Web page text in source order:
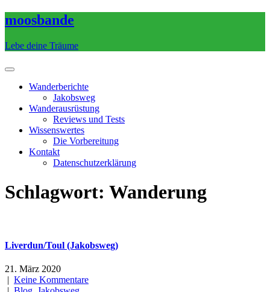
Skip
to
moosbande
Lebe deine Träume
Wanderberichte
Jakobsweg
Wanderausrüstung
Reviews und Tests
Wissenswertes
Die Vorbereitung
Kontakt
Datenschutzerklärung
Schlagwort: Wanderung
Liverdun/Toul (Jakobsweg)
21. März 2020
| Keine Kommentare